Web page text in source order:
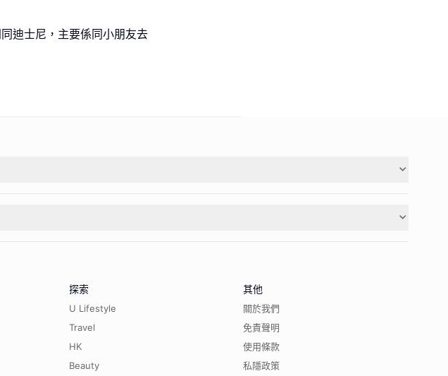
探索
U Lifestyle
Travel
HK
Beauty
其他
關於我們
免責聲明
使用條款
私隱政策